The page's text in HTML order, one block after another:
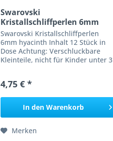
Swarovski
Kristallschliffperlen 6mm
hyacinth 12...
Swarovski Kristallschliffperlen
6mm hyacinth Inhalt 12 Stück in
Dose Achtung: Verschluckbare
Kleinteile, nicht für Kinder unter 3
4,75 € *
In den Warenkorb
Merken